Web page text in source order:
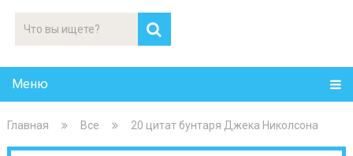
Меню
Главная Все 20 цитат бунтаря Джека Николсона